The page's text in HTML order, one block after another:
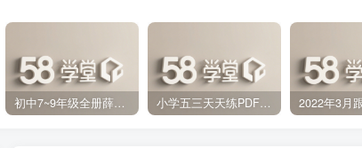
初中7~9年级全册薛金星中学教材全解PDF 百度网盘分享下载 小学五三天天练PDF（压缩打包）百度网盘分享下载